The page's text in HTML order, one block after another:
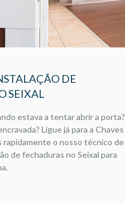
DE
SEIXAL
estava a tentar abrir a porta?
Ligue já para a Chaves
rapidamente o nosso técnico de
de fechaduras no Seixal para